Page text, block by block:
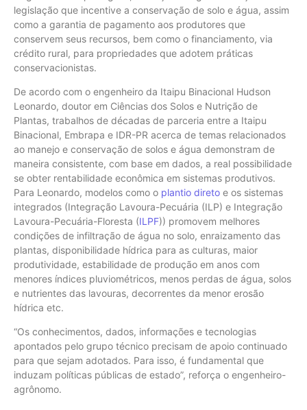
legislação que incentive a conservação de solo e água, assim
como a garantia de pagamento aos produtores que
conservem seus recursos, bem como o financiamento, via
crédito rural, para propriedades que adotem práticas
conservacionistas.
De acordo com o engenheiro da Itaipu Binacional Hudson
Leonardo, doutor em Ciências dos Solos e Nutrição de
Plantas, trabalhos de décadas de parceria entre a Itaipu
Binacional, Embrapa e IDR-PR acerca de temas relacionados
ao manejo e conservação de solos e água demonstram de
maneira consistente, com base em dados, a real possibilidade
se obter rentabilidade econômica em sistemas produtivos.
Para Leonardo, modelos como o plantio direto e os sistemas
integrados (Integração Lavoura-Pecuária (ILP) e Integração
Lavoura-Pecuária-Floresta (ILPF)) promovem melhores
condições de infiltração de água no solo, enraizamento das
plantas, disponibilidade hídrica para as culturas, maior
produtividade, estabilidade de produção em anos com
menores índices pluviométricos, menos perdas de água, solos
e nutrientes das lavouras, decorrentes da menor erosão
hídrica etc.
“Os conhecimentos, dados, informações e tecnologias
apontados pelo grupo técnico precisam de apoio continuado
para que sejam adotados. Para isso, é fundamental que
induzam políticas públicas de estado”, reforça o engenheiro-
agrônomo.